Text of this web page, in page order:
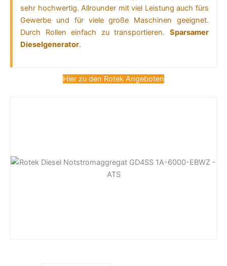
sehr hochwertig. Allrounder mit viel Leistung auch fürs
Gewerbe und für viele große Maschinen geeignet.
Durch Rollen einfach zu transportieren. Sparsamer
Dieselgenerator.
Hier zu den Rotek Angeboten